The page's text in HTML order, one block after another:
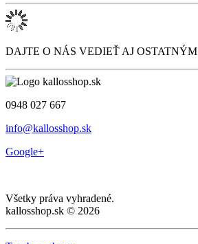
DAJTE O NÁS VEDIEŤ AJ OSTATNÝM
0948 027 667
info@kallosshop.sk
Google+
Všetky práva vyhradené.
kallosshop.sk © 2026